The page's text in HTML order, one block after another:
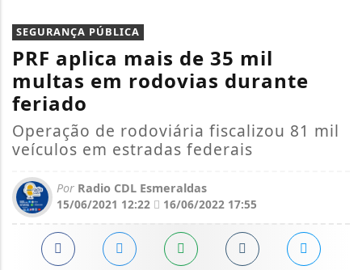
SEGURANÇA PÚBLICA
PRF aplica mais de 35 mil
multas em rodovias durante
feriado
Operação de rodoviária fiscalizou 81 mil
veículos em estradas federais
Por Radio CDL Esmeraldas
15/06/2021 12:22
16/06/2022 17:55